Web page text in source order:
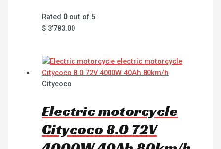
Rated 0out of 5
$ 3'783.00
Citycoco
Electric motorcycle
Citycoco 8.0 72V